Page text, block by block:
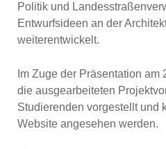
Politik und
Entwurfsideen an der
weiterentwickelt.
Im Zuge der Präsentation
die ausgearbeiteten
Studierenden vorgestellt und
Website angesehen werden.